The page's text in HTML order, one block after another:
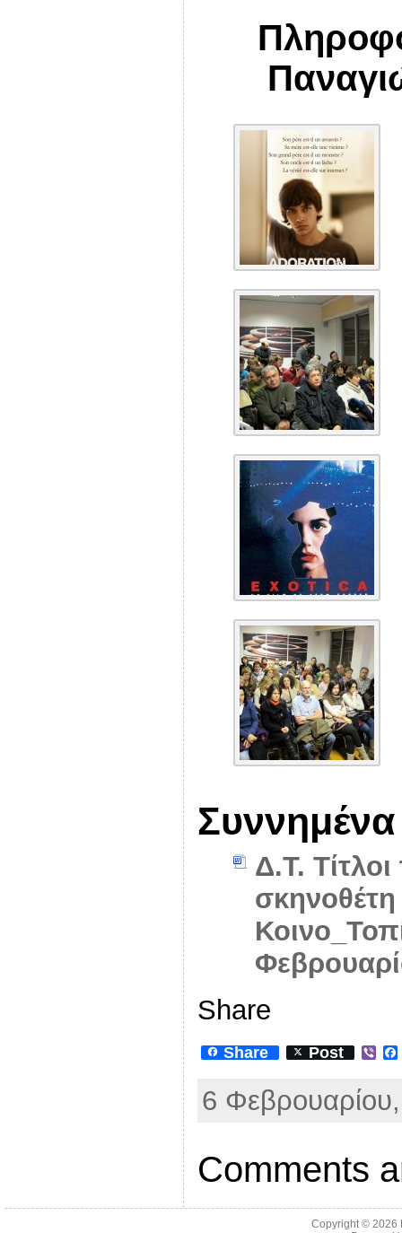
Συννημένα
Δ.Τ.
Share
Share Post
V
e
r
6
Comments
Copyright © 2026